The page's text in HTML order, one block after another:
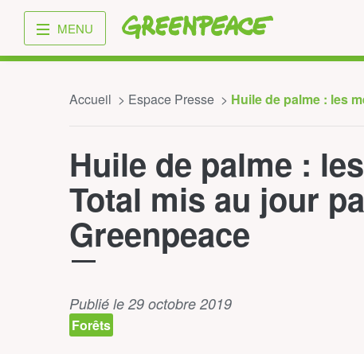
Greenpeace
MENU
Accueil Espace Presse Huile de palme : les
Huile de palme :
Total mis au jour
Greenpeace
Publié le 29 octobre 2019
Forêts